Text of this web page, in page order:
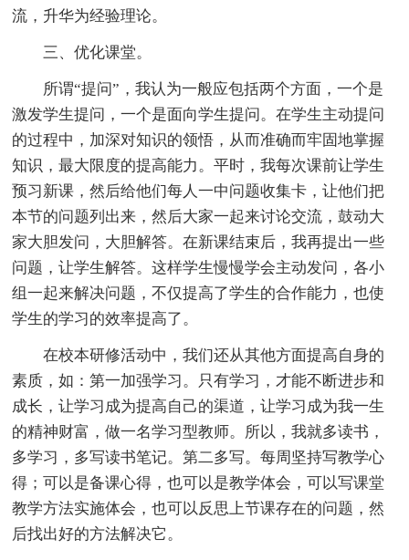
流，升华为经验理论。
三、优化课堂。
所谓“提问”，我认为一般应包括两个方面，一个是
激发学生提问，一个是面向学生提问。在学生主动提问
的过程中，加深对知识的领悟，从而准确而牢固地掌握
知识，最大限度的提高能力。平时，我每次课前让学生
预习新课，然后给他们每人一中问题收集卡，让他们把
本节的问题列出来，然后大家一起来讨论交流，鼓动大
家大胆发问，大胆解答。在新课结束后，我再提出一些
问题，让学生解答。这样学生慢慢学会主动发问，各小
组一起来解决问题，不仅提高了学生的合作能力，也使
学生的学习的效率提高了。
在校本研修活动中，我们还从其他方面提高自身的
素质，如：第一加强学习。只有学习，才能不断进步和
成长，让学习成为提高自己的渠道，让学习成为我一生
的精神财富，做一名学习型教师。所以，我就多读书，
多学习，多写读书笔记。第二多写。每周坚持写教学心
得；可以是备课心得，也可以是教学体会，可以写课堂
教学方法实施体会，也可以反思上节课存在的问题，然
后找出好的方法解决它。